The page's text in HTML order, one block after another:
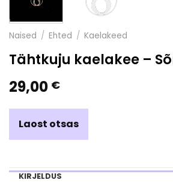
Naised / Ehted / Kaelakeed
Tähtkuju kaelakee –
29,00 €
Laost otsas
KIRJELDUS